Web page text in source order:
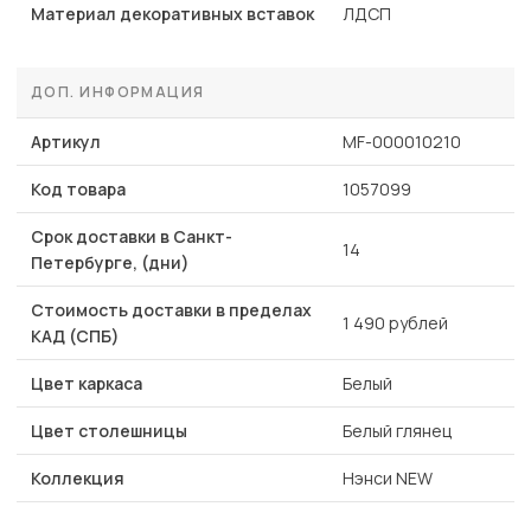
Материал декоративных вставок ЛДСП
ДОП. ИНФОРМАЦИЯ
Артикул MF-000010210
Код товара 1057099
Срок доставки в Санкт-
Петербурге, (дни)
14
Стоимость доставки в пределах
КАД (СПБ)
1 490 рублей
Цвет каркаса Белый
Цвет столешницы Белый глянец
Коллекция Нэнси NEW